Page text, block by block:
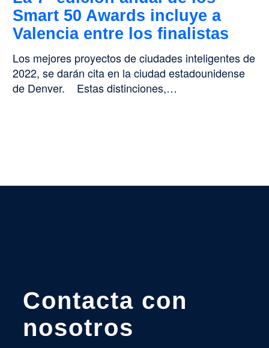
los
finalistas
Smart 50 Awards incluye a
Valencia entre los finalistas
Los mejores proyectos de ciudades inteligentes de
2022, se darán cita en la ciudad estadounidense
de Denver. Estas distinciones,…
Contacta con
nosotros